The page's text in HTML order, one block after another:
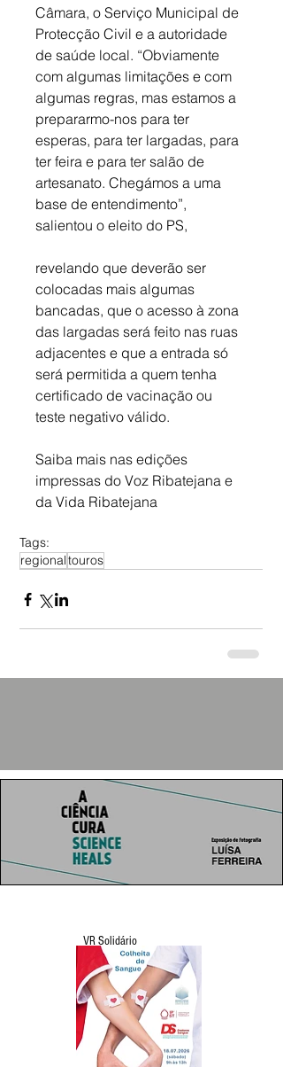
Câmara, o Serviço Municipal de
Protecção Civil e a autoridade
de saúde local. “Obviamente
com algumas limitações e com
algumas regras, mas estamos a
prepararmo-nos para ter
esperas, para ter largadas, para
ter feira e para ter salão de
artesanato. Chegámos a uma
base de entendimento”,
salientou o eleito do PS,
revelando que deverão ser
colocadas mais algumas
bancadas, que o acesso à zona
das largadas será feito nas ruas
adjacentes e que a entrada só
será permitida a quem tenha
certificado de vacinação ou
teste negativo válido.
Saiba mais nas edições
impressas do Voz Ribatejana e
da Vida Ribatejana
Tags:
regionaltouros
VR Solidário